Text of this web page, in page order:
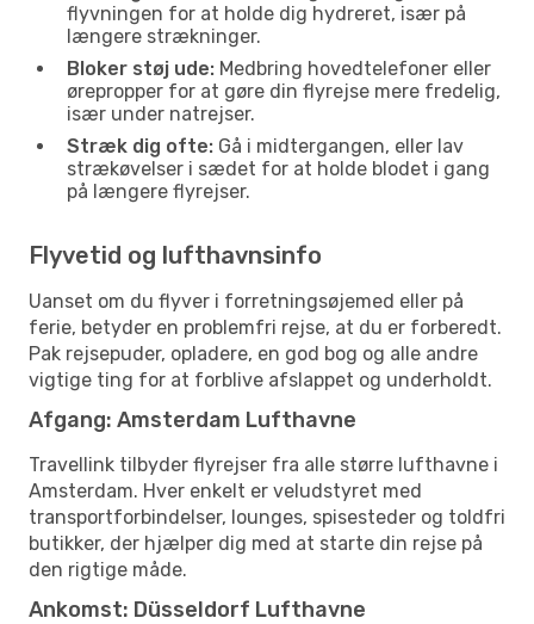
flyvningen for at holde dig hydreret, især på
længere strækninger.
Bloker støj ude: Medbring hovedtelefoner eller
ørepropper for at gøre din flyrejse mere fredelig,
især under natrejser.
Stræk dig ofte: Gå i midtergangen, eller lav
strækøvelser i sædet for at holde blodet i gang
på længere flyrejser.
Flyvetid og lufthavnsinfo
Uanset om du flyver i forretningsøjemed eller på
ferie, betyder en problemfri rejse, at du er forberedt.
Pak rejsepuder, opladere, en god bog og alle andre
vigtige ting for at forblive afslappet og underholdt.
Afgang: Amsterdam Lufthavne
Travellink tilbyder flyrejser fra alle større lufthavne i
Amsterdam. Hver enkelt er veludstyret med
transportforbindelser, lounges, spisesteder og toldfri
butikker, der hjælper dig med at starte din rejse på
den rigtige måde.
Ankomst: Düsseldorf Lufthavne